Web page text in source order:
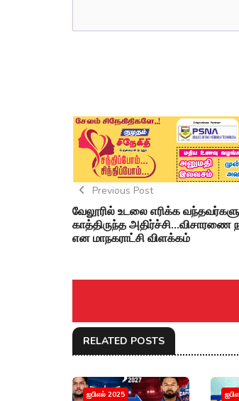
Previous Post
வேலூரில் உடலை எரிக்க
காத்திருந்த அதிர்ச்சி...விசாரணை
என மாநகராட்சி விளக்கம்
RELATED POSTS
ஐபிஎல் 2025